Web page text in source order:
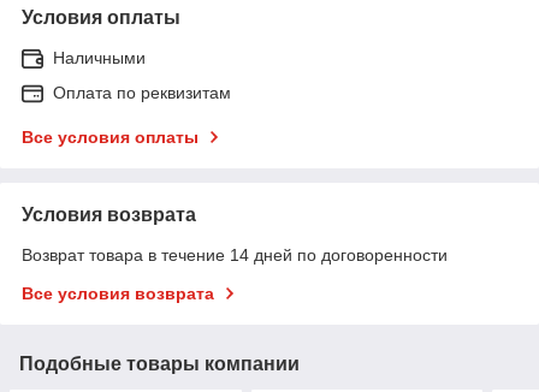
Условия оплаты
Наличными
Оплата по реквизитам
Все условия оплаты
Условия возврата
Возврат товара в течение 14 дней по договоренности
Все условия возврата
Подобные товары компании